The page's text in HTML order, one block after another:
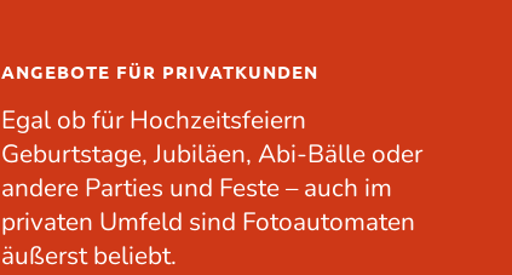
ANGEBOTE FÜR PRIVATKUNDEN
Egal ob fürHochzeitsfeiern
Geburtstage,Jubiläen, Abi-Bälle oder
andere Parties und Feste – auch im
privaten Umfeld sind Fotoautomaten
äußerst beliebt.